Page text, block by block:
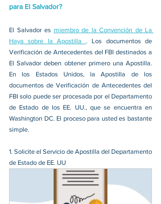
para El Salvador?
El Salvador es miembro de la Convención de La
Haya sobre la Apostilla . Los documentos de
Verificación de Antecedentes del FBI destinados a
El Salvador deben obtener primero una Apostilla.
En los Estados Unidos, la Apostilla de los
documentos de Verificación de Antecedentes del
FBI solo puede ser procesada por el Departamento
de Estado de los EE. UU., que se encuentra en
Washington DC. El proceso para usted es bastante
simple.
1. Solicite el Servicio de Apostilla del Departamento
de Estado de EE. UU